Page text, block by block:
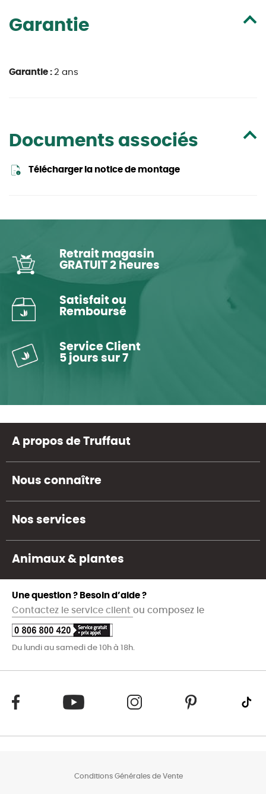
Garantie
Garantie : 2 ans
Documents associés
Télécharger la notice de montage
Retrait magasin
GRATUIT 2 heures
Satisfait ou
Remboursé
Service Client
5 jours sur 7
A propos de Truffaut
Nous connaître
Nos services
Animaux & plantes
Une question ? Besoin d’aide ?
Contactez le service client ou composez le
Du lundi au samedi de 10h à 18h.
Conditions Générales de Vente